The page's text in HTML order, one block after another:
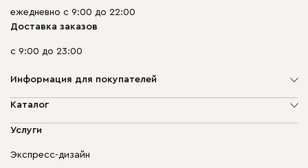
ежедневно с 9:00 до 22:00
Доставка заказов
с 9:00 до 23:00
Информация для покупателей
О компании
Доставка и оплата
диван.клуб
Каталог
Мягкая мебель
Бескаркасная мебель
Услуги
Экспресс-дизайн